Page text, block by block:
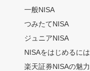
一般NISA
つみたてNISA
ジュニアNISA
NISAをはじめるには
楽天証券NISAの魅力